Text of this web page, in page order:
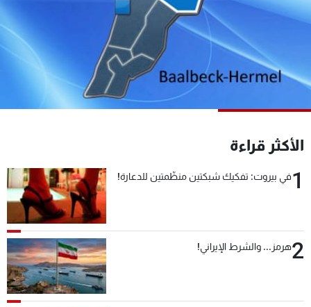
الأكثر قراءة
1في بيروت: تفكيك شبكتين منظّمتين للدعارة!
2هرمز... والشرط الإيراني!
كأس العالم
البرامج
شاهد البرامج
عن MTV
الإنـتـاج
وظائف
شروط الإسـتخدام
سياسة الخصوصية